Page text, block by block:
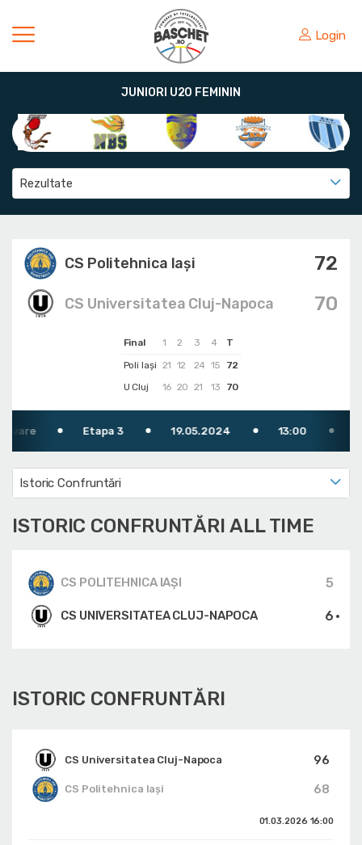
Login
JUNIORI U20 FEMININ
Rezultate
CS Politehnica Iași 72
Final 1 2 3 4
T
Poli Iași 21 12 24 15
72
U Cluj
16 20 21 13 70
70
CS Universitatea Cluj-Napoca
Etapa 3 19.05.2024 13:00 TV:
Istoric Confruntări
ISTORIC CONFRUNTĂRI ALL TIME
CS POLITEHNICA IAȘI 5
6
CS UNIVERSITATEA CLUJ-NAPOCA
ISTORIC CONFRUNTĂRI
CS Universitatea Cluj-Napoca
96
68
CS Politehnica Iași
01.03.2026 16:00